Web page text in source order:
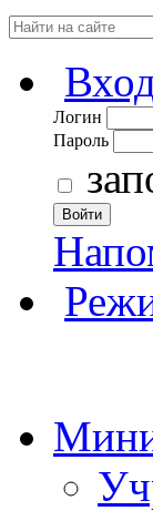
Логин
Пароль
Войти